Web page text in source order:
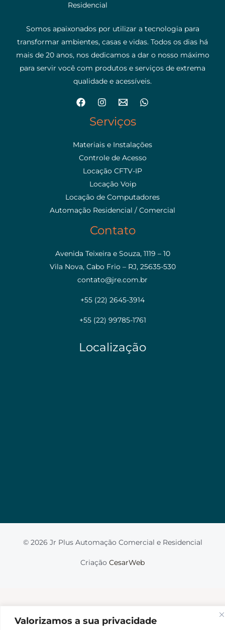
Não aceito
Aceito
Residencial
Somos apaixonados por utilizar a tecnologia para
transformar ambientes, casas e vidas. Todos os dias há
mais de 20 anos, nos dedicamos a dar o nosso máximo
para servir você com produtos e serviços de extrema
qualidade e acessíveis.
Serviços
Materiais e Instalações
Controle de Acesso
Locação CFTV-IP
Locação Voip
Locação de Computadores
Automação Residencial / Comercial
Contato
Avenida Teixeira e Souza, 1119 – 10
Vila Nova, Cabo Frio – RJ, 25635-530
contato@jre.com.br
+55 (22) 2645-3914
+55 (22) 99785-1761
Localização
© 2026 Jr Plus Automação Comercial e Residencial
Criação CesarWeb
Fale Conosco